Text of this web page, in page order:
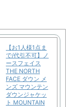
【お1人様1点ま
で/代引不可】ノ
ースフェイス
THE NORTH
FACE ダウン メ
ンズ マウンテン
ダウンジャケッ
ト MOUNTAIN